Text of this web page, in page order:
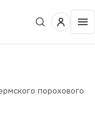
порохового